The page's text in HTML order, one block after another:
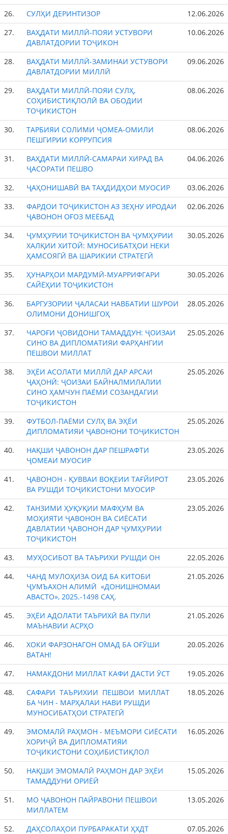
26. СУЛҲИ ДЕРИНТИЗОР
12.06.2026
27.
ВАҲДАТИ МИЛЛӢ-ПОЯИ УСТУВОРИ
ДАВЛАТДОРИИ ТОҶИКОН
10.06.2026
28.
ВАҲДАТИ МИЛЛӢ-ЗАМИНАИ УСТУВОРИ
ДАВЛАТДОРИИ МИЛЛӢ
09.06.2026
29.
ВАҲДАТИ МИЛЛӢ-ПОЯИ СУЛҲ,
СОҲИБИСТИҚЛОЛӢ ВА ОБОДИИ
ТОҶИКИСТОН
08.06.2026
30.
ТАРБИЯИ СОЛИМИ ҶОМЕА-ОМИЛИ
ПЕШГИРИИ КОРРУПСИЯ
08.06.2026
31.
ВАҲДАТИ МИЛЛӢ-САМАРАИ ХИРАД ВА
ҶАСОРАТИ ПЕШВО
04.06.2026
32. ҶАҲОНИШАВӢ ВА ТАҲДИДҲОИ МУОСИР
03.06.2026
33.
ФАРДОИ ТОҶИКИСТОН АЗ ЗЕҲНУ ИРОДАИ
ҶАВОНОН ОҒОЗ МЕЁБАД
02.06.2026
34.
ҶУМҲУРИИ ТОҶИКИСТОН ВА ҶУМҲУРИИ
ХАЛҚИИ ХИТОЙ: МУНОСИБАТҲОИ НЕКИ
ҲАМСОЯГӢ ВА ШАРИКИИ СТРАТЕГӢ
30.05.2026
35.
ҲУНАРҲОИ МАРДУМӢ-МУАРРИФГАРИ
САЙЁҲИИ ТОҶИКИСТОН
30.05.2026
36.
БАРГУЗОРИИ ҶАЛАСАИ НАВБАТИИ ШУРОИ
ОЛИМОНИ ДОНИШГОҲ
28.05.2026
37.
ЧАРОҒИ ҶОВИДОНИ ТАМАДДУН: ҶОИЗАИ
СИНО ВА ДИПЛОМАТИЯИ ФАРҲАНГИИ
ПЕШВОИ МИЛЛАТ
25.05.2026
38.
ЭҲЁИ АСОЛАТИ МИЛЛӢ ДАР АРСАИ
ҶАҲОНӢ: ҶОИЗАИ БАЙНАЛМИЛАЛИИ
СИНО ҲАМЧУН ПАЁМИ СОЗАНДАГИИ
ТОҶИКИСТОН
25.05.2026
39.
ФУТБОЛ-ПАЁМИ СУЛҲ ВА ЭҲЁИ
ДИПЛОМАТИЯИ ҶАВОНОНИ ТОҶИКИСТОН
25.05.2026
40.
НАҚШИ ҶАВОНОН ДАР ПЕШРАФТИ
ҶОМЕАИ МУОСИР
23.05.2026
41.
ҶАВОНОН - ҚУВВАИ ВОҚЕИИ ТАҒЙИРОТ
ВА РУШДИ ТОҶИКИСТОНИ МУОСИР
23.05.2026
42.
ТАНЗИМИ ҲУҚУҚИИ МАФҲУМ ВА
МОҲИЯТИ ҶАВОНОН ВА СИЁСАТИ
ДАВЛАТИИ ҶАВОНОН ДАР ҶУМҲУРИИ
ТОҶИКИСТОН
23.05.2026
43. МУҲОСИБОТ ВА ТАЪРИХИ РУШДИ ОН
22.05.2026
44.
ЧАНД МУЛОҲИЗА ОИД БА КИТОБИ
ҶУМЪАХОН АЛИМӢ «ДОНИШНОМАИ
АВАСТО», 2025.-1498 САҲ.
21.05.2026
45.
ЭҲЁИ АДОЛАТИ ТАЪРИХӢ ВА ПУЛИ
МАЪНАВИИ АСРҲО
21.05.2026
46.
ХОКИ ФАРЗОНАГОН ОМАД БА ОҒӮШИ
ВАТАН!
20.05.2026
47. НАМАКДОНИ МИЛЛАТ КАФИ ДАСТИ ӮСТ
19.05.2026
48.
САФАРИ ТАЪРИХИИ ПЕШВОИ МИЛЛАТ
БА ЧИН - МАРҲАЛАИ НАВИ РУШДИ
МУНОСИБАТҲОИ СТРАТЕГӢ
18.05.2026
49.
ЭМОМАЛӢ РАҲМОН - МЕЪМОРИ СИЁСАТИ
ХОРИҶӢ ВА ДИПЛОМАТИЯИ
ТОҶИКИСТОНИ СОҲИБИСТИҚЛОЛ
16.05.2026
50.
НАҚШИ ЭМОМАЛӢ РАҲМОН ДАР ЭҲЁИ
ТАМАДДУНИ ОРИЁӢ
15.05.2026
51.
МО ҶАВОНОН ПАЙРАВОНИ ПЕШВОИ
МИЛЛАТЕМ
13.05.2026
52. ДАҲСОЛАҲОИ ПУРБАРАКАТИ ҲХДТ 07.05.2026